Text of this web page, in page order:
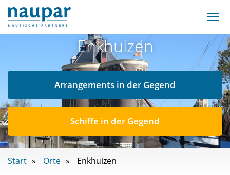
Enkhuizen
Arrangements in der Gegend
Schiffe in der Gegend
Start Orte Enkhuizen